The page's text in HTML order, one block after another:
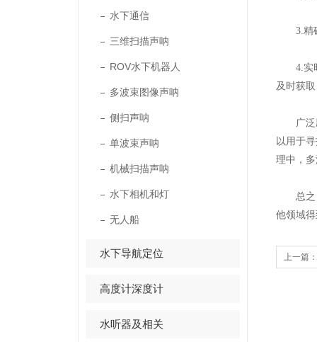
水下通信
三维扫描声呐
ROV水下机器人
多波束图像声呐
侧扫声呐
单波束声呐
机械扫描声呐
水下相机和灯
无人船
水下导航定位
高度计深度计
水听器及相关
3.精确
4.实时
及时获
广泛应
以用于
理中，
总之
他领域
上一篇：